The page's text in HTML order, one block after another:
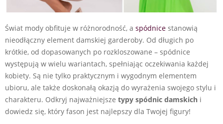
Świat mody obfituje w różnorodność, a spódnice stanowią
nieodłączny element damskiej garderoby. Od długich po
krótkie, od dopasowanych po rozkloszowane – spódnice
występują w wielu wariantach, spełniając oczekiwania każdej
kobiety. Są nie tylko praktycznym i wygodnym elementem
ubioru, ale także doskonałą okazją do wyrażenia swojego stylu i
charakteru. Odkryj najważniejsze typy spódnic damskich i
dowiedz się, który fason jest najlepszy dla Twojej figury!